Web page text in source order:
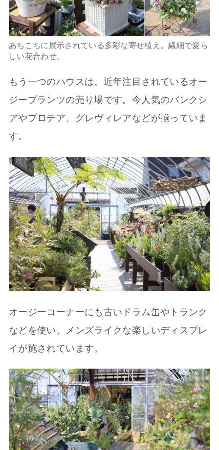
あちこちに展示されている多彩な寄せ植え。繊細で愛ら
しい花合わせ。
もう一つのハウスは、近年注目されているオー
ジープランツの売り場です。今人気のバンクシ
アやプロテア、グレヴィレアなどが揃っていま
す。
オージーコーナーにも古いドラム缶やトランク
などを使い、メンズライクな楽しいディスプレ
イが施されています。